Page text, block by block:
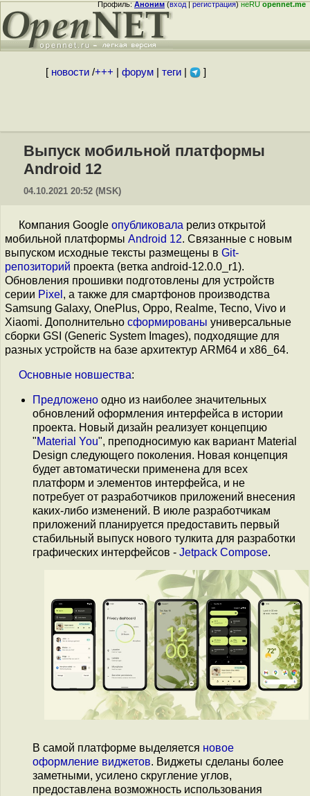
Профиль:Аноним(вход|регистрация)неRUopennet.me
[ новости/+++ форум| теги| ]
Выпуск мобильной платформы
Android 12
04.10.2021 20:52 (MSK)
Компания Google опубликовала релиз открытой
мобильной платформы Android 12. Связанные с новым
выпуском исходные тексты размещены в Git-
репозиторий проекта (ветка android-12.0.0_r1).
Обновления прошивки подготовлены для устройств
серии Pixel , а также для смартфонов производства
Samsung Galaxy, OnePlus, Oppo, Realme, Tecno, Vivo и
Xiaomi. Дополнительно сформированы универсальные
сборки GSI (Generic System Images), подходящие для
разных устройств на базе архитектур ARM64 и x86_64.
Основные новшества:
Предложено одно из наиболее значительных
обновлений оформления интерфейса в истории
проекта. Новый дизайн реализует концепцию
"Material You", преподносимую как вариант Material
Design следующего поколения. Новая концепция
будет автоматически применена для всех
платформ и элементов интерфейса, и не
потребует от разработчиков приложений внесения
каких-либо изменений. В июле разработчикам
приложений планируется предоставить первый
стабильный выпуск нового тулкита для разработки
графических интерфейсов - Jetpack Compose.
В самой платформе выделяется новое
оформление виджетов. Виджеты сделаны более
заметными, усилено скругление углов,
предоставлена возможность использования